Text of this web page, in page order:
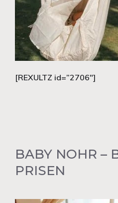
[REXULTZ id=”2706″]
BABY NOHR –
PRISEN